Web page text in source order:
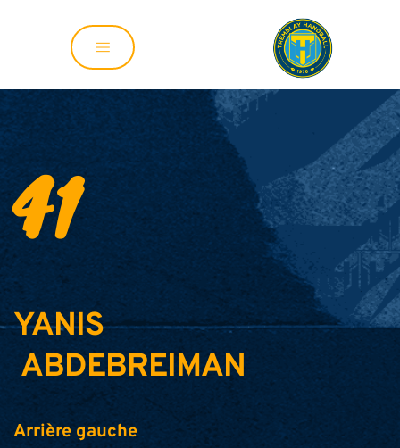
41
YANIS
ABDEBREIMAN
Arrière gauche